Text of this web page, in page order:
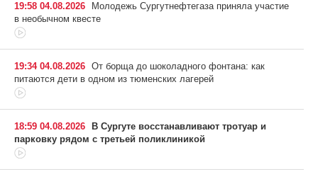
19:58 04.08.2026
Молодежь Сургутнефтегаза приняла участие
в необычном квесте
19:34 04.08.2026 От борща до шоколадного фонтана: как
питаются дети в одном из тюменских лагерей
18:59 04.08.2026
В Сургуте восстанавливают тротуар и
парковку рядом с третьей поликлиникой